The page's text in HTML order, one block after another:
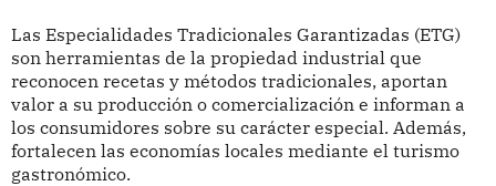
Las Especialidades Tradicionales Garantizadas (ETG)
son herramientas de la propiedad industrial que
reconocen recetas y métodos tradicionales, aportan
valor a su producción o comercialización e informan a
los consumidores sobre su carácter especial. Además,
fortalecen las economías locales mediante el turismo
gastronómico.